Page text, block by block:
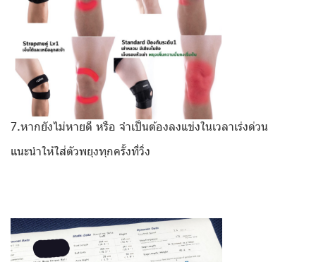
7.หากยังไม่หายดี หรือ จำเป็นต้องลงแข่งในเวลาเร่งด่วน
แนะนำให้ใส่ตัวพยุงทุกครั้งที่วิ่ง